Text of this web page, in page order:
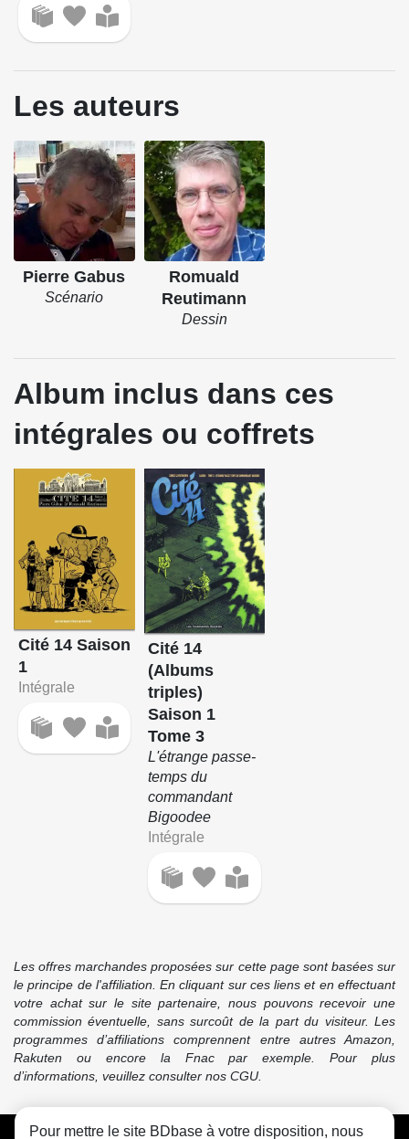
Les auteurs
Pierre Gabus
Scénario
Romuald
Reutimann
Dessin
Album inclus dans ces
intégrales ou coffrets
Cité 14 Saison
1
Intégrale
Cité 14
(Albums
triples)
Saison 1
Tome 3
L'étrange passe-
temps du
commandant
Bigoodee
Intégrale
Les offres marchandes proposées sur cette page sont basées sur
le principe de l'affiliation. En cliquant sur ces liens et en effectuant
votre achat sur le site partenaire, nous pouvons recevoir une
commission éventuelle, sans surcoût de la part du visiteur. Les
programmes d’affiliations comprennent entre autres Amazon,
Rakuten ou encore la Fnac par exemple. Pour plus
d’informations, veuillez consulter nos CGU.
CGU FAQ Contact Cookies
Pour mettre le site BDbase à votre disposition, nous